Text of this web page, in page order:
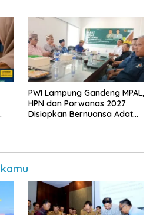
PWI Lampung Gandeng MPAL,
HPN dan Porwanas 2027
Disiapkan Bernuansa Adat